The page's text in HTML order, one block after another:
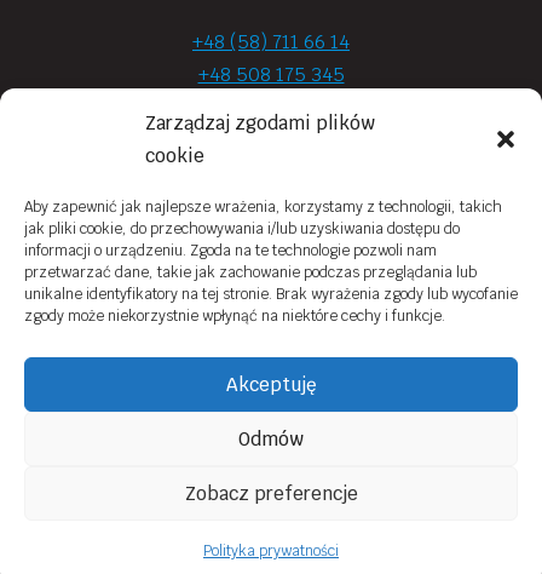
Zarządzaj zgodami plików
cookie
Aby zapewnić jak najlepsze wrażenia, korzystamy z technologii, takich
jak pliki cookie, do przechowywania i/lub uzyskiwania dostępu do
informacji o urządzeniu. Zgoda na te technologie pozwoli nam
przetwarzać dane, takie jak zachowanie podczas przeglądania lub
unikalne identyfikatory na tej stronie. Brak wyrażenia zgody lub wycofanie
zgody może niekorzystnie wpłynąć na niektóre cechy i funkcje.
Akceptuję
Odmów
Zobacz preferencje
Polityka prywatności
+48 (58) 711 66 14
+48 508 175 345
+48 720 870 590
prima.optyk@gmail.com
Moje konto
Obowiązek Informacyjny
Polityka prywatności
Regulamin sklepu online
© 2026 Prima Optyk Wykonanie